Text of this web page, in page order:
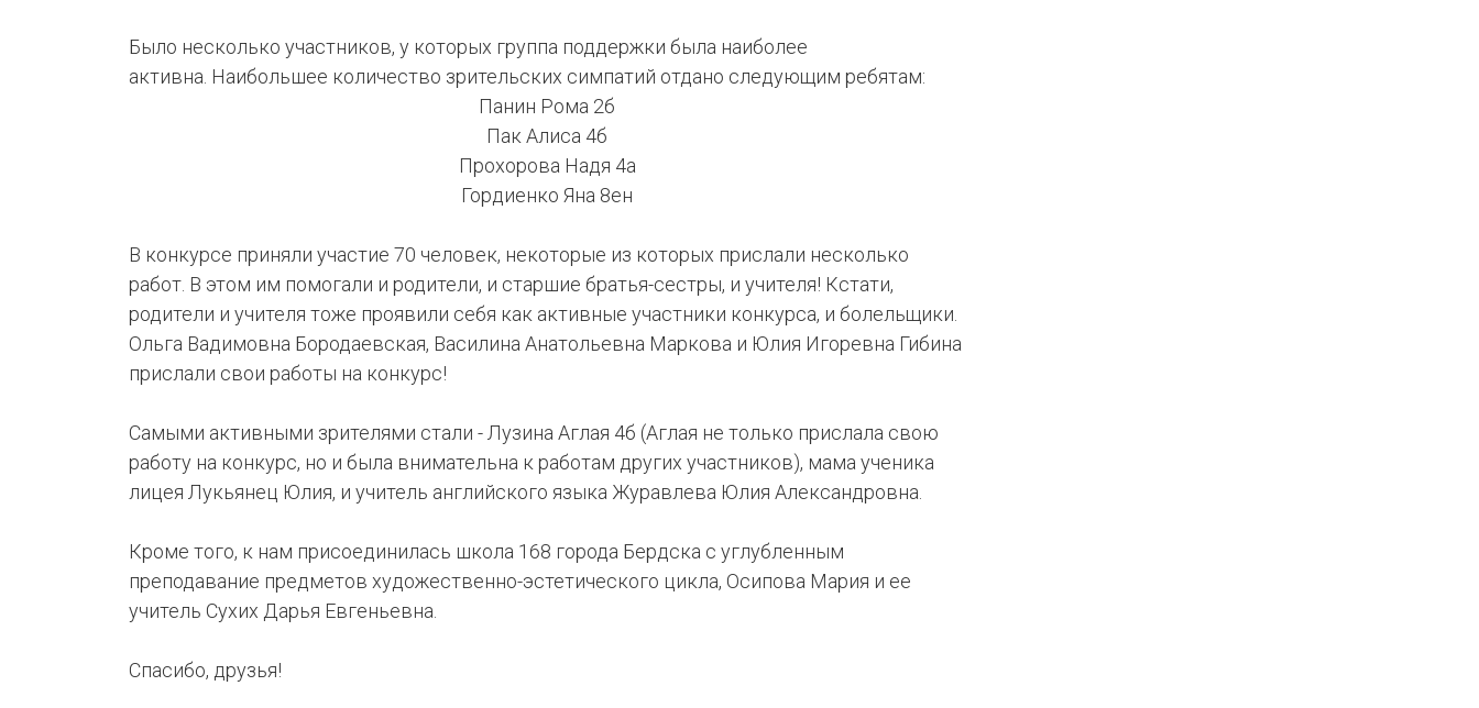
Было несколько участников, у которых группа поддержки была наиболее
активна. Наибольшее количество зрительских симпатий отдано следующим ребятам:
Панин Рома 2б
Пак Алиса 4б
Прохорова Надя 4а
Гордиенко Яна 8ен
В конкурсе приняли участие 70 человек, некоторые из которых прислали несколько
работ. В этом им помогали и родители, и старшие братья-сестры, и учителя! Кстати,
родители и учителя тоже проявили себя как активные участники конкурса, и болельщики.
Ольга Вадимовна Бородаевская, Василина Анатольевна Маркова и Юлия Игоревна Гибина
прислали свои работы на конкурс!
Самыми активными зрителями стали - Лузина Аглая 4б (Аглая не только прислала свою
работу на конкурс, но и была внимательна к работам других участников), мама ученика
лицея Лукьянец Юлия, и учитель английского языка Журавлева Юлия Александровна.
Кроме того, к нам присоединилась школа 168 города Бердска с углубленным
преподавание предметов художественно-эстетического цикла, Осипова Мария и ее
учитель Сухих Дарья Евгеньевна.
Спасибо, друзья!